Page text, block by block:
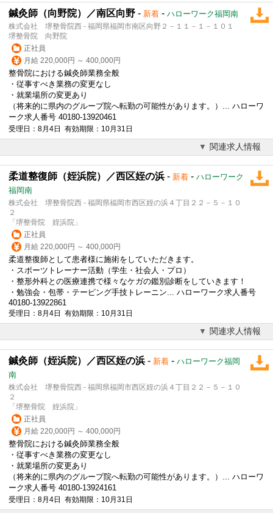
鍼灸師（向野院）／南区向野 - 新着 - ハローワーク福岡南
株式会社 堺整骨院西 - 福岡県福岡市南区向野２－１１－１－１０１
堺整骨院 向野院
正社員
月給 220,000円 ～ 400,000円
整骨院における鍼灸師業務全般
・従事すべき業務の変更なし
・就業場所の変更あり
（将来的に県内のグループ院へ転勤の可能性があります。）... ハローワ
ーク求人番号 40180-13920461
受理日：8月4日 有効期限：10月31日
関連求人情報
柔道整復師（姪浜院）／西区姪の浜- 新着 - ハローワーク
福岡南
株式会社 堺整骨院西 - 福岡県福岡市西区姪の浜４丁目２２－５－１０
２
「堺整骨院 姪浜院」
正社員
月給 220,000円 ～ 400,000円
柔道整復師として患者様に施術をしていただきます。
・スポーツトレーナー活動（学生・社会人・プロ）
・整形外科との医療連携で様々なケガの鑑別診断をしていきます！
・勉強会・包帯・テーピング手技トレーニン... ハローワーク求人番号
40180-13922861
受理日：8月4日 有効期限：10月31日
関連求人情報
鍼灸師（姪浜院）／西区姪の浜- 新着 - ハローワーク福岡
南
株式会社 堺整骨院西 - 福岡県福岡市西区姪の浜４丁目２２－５－１０
２
「堺整骨院 姪浜院」
正社員
月給 220,000円 ～ 400,000円
整骨院における鍼灸師業務全般
・従事すべき業務の変更なし
・就業場所の変更あり
（将来的に県内のグループ院へ転勤の可能性があります。）... ハローワ
ーク求人番号 40180-13924161
受理日：8月4日 有効期限：10月31日